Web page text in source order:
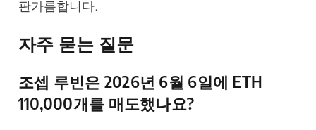
판가름합니다.
자주 묻는 질문
조셉 루빈은 2026년 6월 6일에 ETH
110,000개를 매도했나요?